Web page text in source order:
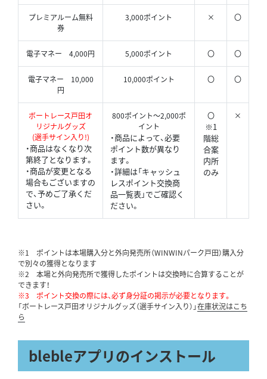
プレミアルーム無料
券
3,000ポイント × 〇
電子マネー 4,000円 5,000ポイント 〇 〇
電子マネー 10,000
円
10,000ポイント 〇 〇
ボートレース戸田オ
リジナルグッズ
(選手サイン入り!)
・商品はなくなり次
第終了となります。
・商品が変更となる
場合もございますの
で、予めご了承くだ
さい。
800ポイント～2,000ポ
イント
・商品によって、必要
ポイント数が異なり
ます。
・詳細は「キャッシュ
レスポイント交換商
品一覧表」でご確認く
ださい。
〇
※1
階総
合案
内所
のみ
×
※1 ポイントは本場購入分と外向発売所（WINWINパーク戸田）購入分
で別々の獲得となります
※2 本場と外向発売所で獲得したポイントは交換時に合算することが
できます！
※3 ポイント交換の際には、必ず身分証の掲示が必要となります。
「ボートレース戸田オリジナルグッズ（選手サイン入り）」在庫状況はこち
ら
blebleアプリのインストール